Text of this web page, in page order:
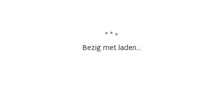
Bezig met laden...